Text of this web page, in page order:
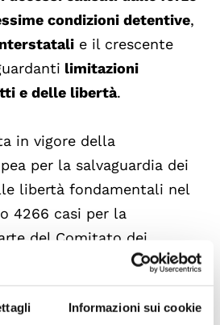
Informazioni sui cookie
condizioni detentive,
e il crescente
limitazioni
e delle libertà.
in vigore della
per la salvaguardia dei
libertà fondamentali nel
4266 casi per la
del Comitato dei
stati conclusi con una